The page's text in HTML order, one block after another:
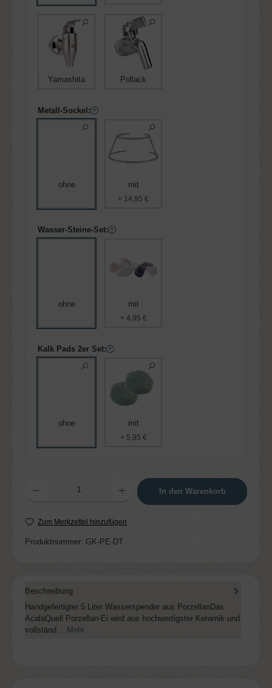
Yamashita Pollack
Metall-Sockel:
ohne mit
+ 14,95 €
Wasser-Steine-Set:
ohne mit
+ 4,95 €
Kalk Pads 2er Set:
ohne mit
+ 5,95 €
Produkt Anzahl: Gib den gewünschten Wert ein oder benutze die Schaltflächen um
In den Warenkorb
Zum Merkzettel hinzufügen
Produktnummer: GK-PE-DT
Beschreibung
Handgefertigter 5 Liter Wasserspender aus PorzellanDas
AcalaQuell Porzellan-Ei wird aus hochwertigster Keramik und
vollständ… Mehr